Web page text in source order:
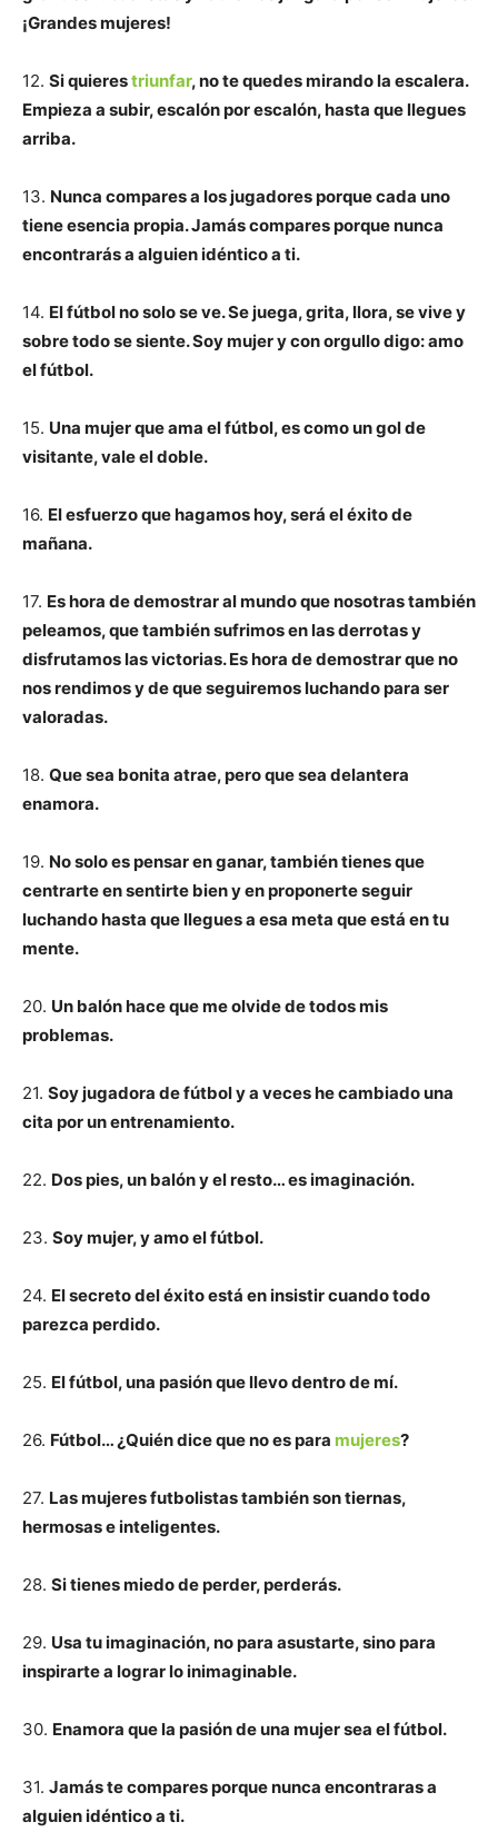
¡Grandes mujeres!
12. Si quierestriunfar, no te quedes mirando la escalera.
Empieza a subir, escalón por escalón, hasta que llegues
arriba.
13. Nunca compares a los jugadores porque cada uno
tiene esencia propia. Jamás compares porque nunca
encontrarás a alguien idéntico a ti.
14. El fútbol no solo se ve. Se juega, grita, llora, se vive y
sobre todo se siente. Soy mujer y con orgullo digo: amo
el fútbol.
15. Una mujer que ama el fútbol, es como un gol de
visitante, vale el doble.
16. El esfuerzo que hagamos hoy, será el éxito de
mañana.
17. Es hora de demostrar al mundo que nosotras también
peleamos, que también sufrimos en las derrotas y
disfrutamos las victorias. Es hora de demostrar que no
nos rendimos y de que seguiremos luchando para ser
valoradas.
18. Que sea bonita atrae, pero que sea delantera
enamora.
19. No solo es pensar en ganar, también tienes que
centrarte en sentirte bien y en proponerte seguir
luchando hasta que llegues a esa meta que está en tu
mente.
20. Un balón hace que me olvide de todos mis
problemas.
21. Soy jugadora de fútbol y a veces he cambiado una
cita por un entrenamiento.
22. Dos pies, un balón y el resto… es imaginación.
23. Soy mujer, y amo el fútbol.
24. El secreto del éxito está en insistir cuando todo
parezca perdido.
25. El fútbol, una pasión que llevo dentro de mí.
26. Fútbol… ¿Quién dice que no es para mujeres?
27. Las mujeres futbolistas también son tiernas,
hermosas e inteligentes.
28. Si tienes miedo de perder, perderás.
29. Usa tu imaginación, no para asustarte, sino para
inspirarte a lograr lo inimaginable.
30. Enamora que la pasión de una mujer sea el fútbol.
31. Jamás te compares porque nunca encontraras a
alguien idéntico a ti.